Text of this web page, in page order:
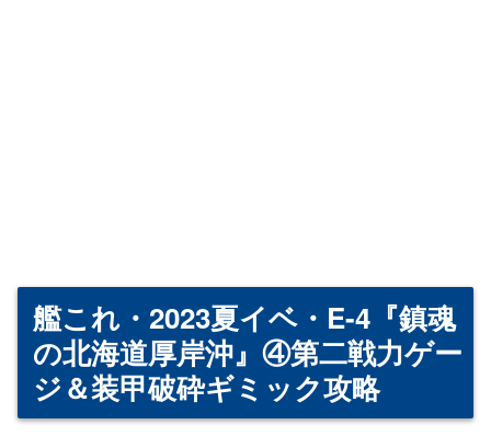
艦これ・2023夏イベ・E-4『鎮魂
の北海道厚岸沖』④第二戦力ゲー
ジ＆装甲破砕ギミック攻略